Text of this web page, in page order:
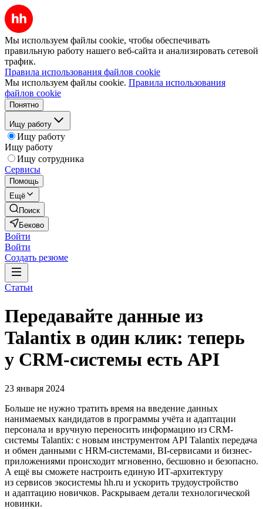
Мы используем файлы cookie, чтобы обеспечивать
правильную работу нашего веб-сайта и анализировать сетевой
трафик.
Правила использования файлов cookie
Мы используем файлы cookie. Правила использования
файлов cookie
Понятно
Ищу работу
Ищу работу
Ищу работу
Ищу сотрудника
Сервисы
Помощь
Ещё
Поиск
Беково
Войти
Войти
Создать резюме
Статьи
Передавайте данные из
Talantix в один клик: теперь
у CRM-системы есть API
23 января 2024
Больше не нужно тратить время на введение данных
нанимаемых кандидатов в программы учёта и адаптации
персонала и вручную переносить информацию из CRM-
системы Talantix: с новым инструментом API Talantix передача
и обмен данными с HRM-системами, BI-сервисами и бизнес-
приложениями происходит мгновенно, бесшовно и безопасно.
А ещё вы сможете настроить единую ИТ-архитектуру
из сервисов экосистемы hh.ru и ускорить трудоустройство
и адаптацию новичков. Раскрываем детали технологической
новинки.